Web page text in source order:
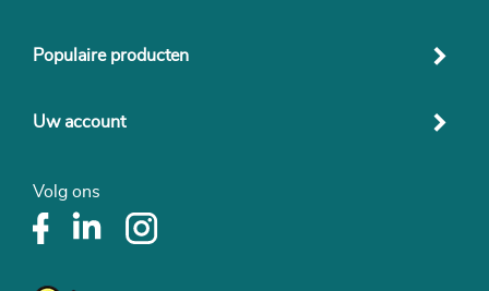
Populaire producten
Uw account
Volg ons